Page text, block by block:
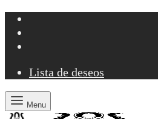
Lista de deseos
Menu